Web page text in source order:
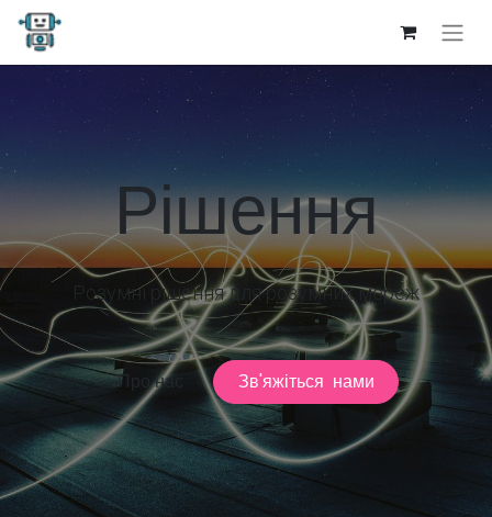
Рішення
Розумні рішення для розумних мереж
Про нас Зв'яжіться нами